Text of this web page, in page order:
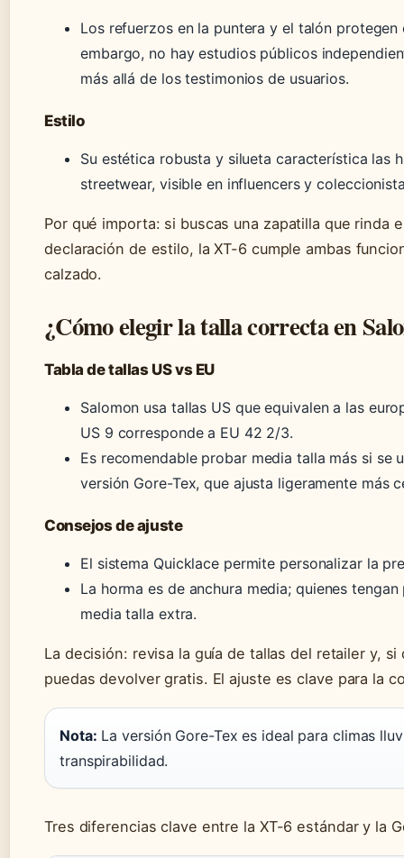
Los refuerzos en la puntera y el talón
embargo, no hay estudios públicos
más allá de los testimonios de usuarios.
Estilo
Su estética robusta y silueta característica las
streetwear, visible en influencers y
Por qué importa: si buscas una zapatilla que rinda
declaración de estilo, la XT-6 cumple ambas
calzado.
¿Cómo elegir la talla correcta en
Tabla de tallas US vs EU
Salomon usa tallas US que equivalen a las
US 9 corresponde a EU 42 2/3.
Es recomendable probar media talla más si se
versión Gore-Tex, que ajusta ligeramente más
Consejos de ajuste
El sistema Quicklace permite personalizar la
La horma es de anchura media; quienes
media talla extra.
La decisión: revisa la guía de tallas del retailer y,
puedas devolver gratis. El ajuste es clave para la
Nota: La versión Gore-Tex es ideal para climas
transpirabilidad.
Tres diferencias clave entre la XT-6 estándar y la